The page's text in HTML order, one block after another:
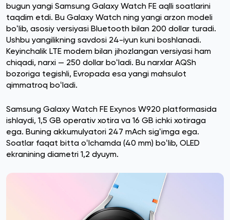
bugun yangi Samsung Galaxy Watch FE aqlli soatlarini
taqdim etdi. Bu Galaxy Watch ning yangi arzon modeli
boʻlib, asosiy versiyasi Bluetooth bilan 200 dollar turadi.
Ushbu yangilikning savdosi 24-iyun kuni boshlanadi.
Keyinchalik LTE modem bilan jihozlangan versiyasi ham
chiqadi, narxi — 250 dollar boʻladi. Bu narxlar AQSh
bozoriga tegishli, Evropada esa yangi mahsulot
qimmatroq boʻladi.
Samsung Galaxy Watch FE Exynos W920 platformasida
ishlaydi, 1,5 GB operativ xotira va 16 GB ichki xotiraga
ega. Buning akkumulyatori 247 mAch sigʻimga ega.
Soatlar faqat bitta oʻlchamda (40 mm) boʻlib, OLED
ekranining diametri 1,2 dyuym.